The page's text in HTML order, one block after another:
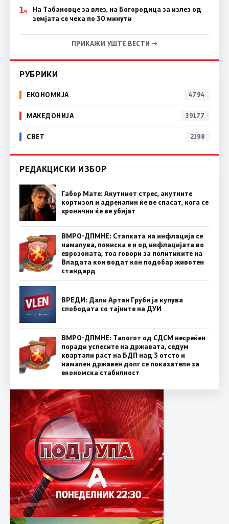
1Ч
На Табановце за влез, на Богородица за излез од
земјата се чека по 30 минути
ПРИКАЖИ УШТЕ ВЕСТИ →
РУБРИКИ
ЕКОНОМИЈА 4794
МАКЕДОНИЈА 39177
СВЕТ 2198
РЕДАКЦИСКИ ИЗБОР
Габор Мате: Акутниот стрес, акутните
кортизол и адреналин ќе ве спасат, кога се
хронични ќе ве убијат
ВМРО-ДПМНЕ: Стапката на инфлација се
намалува, пониска е и од инфлацијата во
еврозоната, тоа говори за политиките на
Владата кои водат кон подобар животен
стандард
ВРЕДИ: Дали Артан Груби ја купува
слободата со тајните на ДУИ
ВМРО-ДПМНЕ: Талогот од СДСМ несреќен
поради успесите на државата, седум
квартали раст на БДП над 3 отсто и
намален државен долг се показатели за
економска стабилност